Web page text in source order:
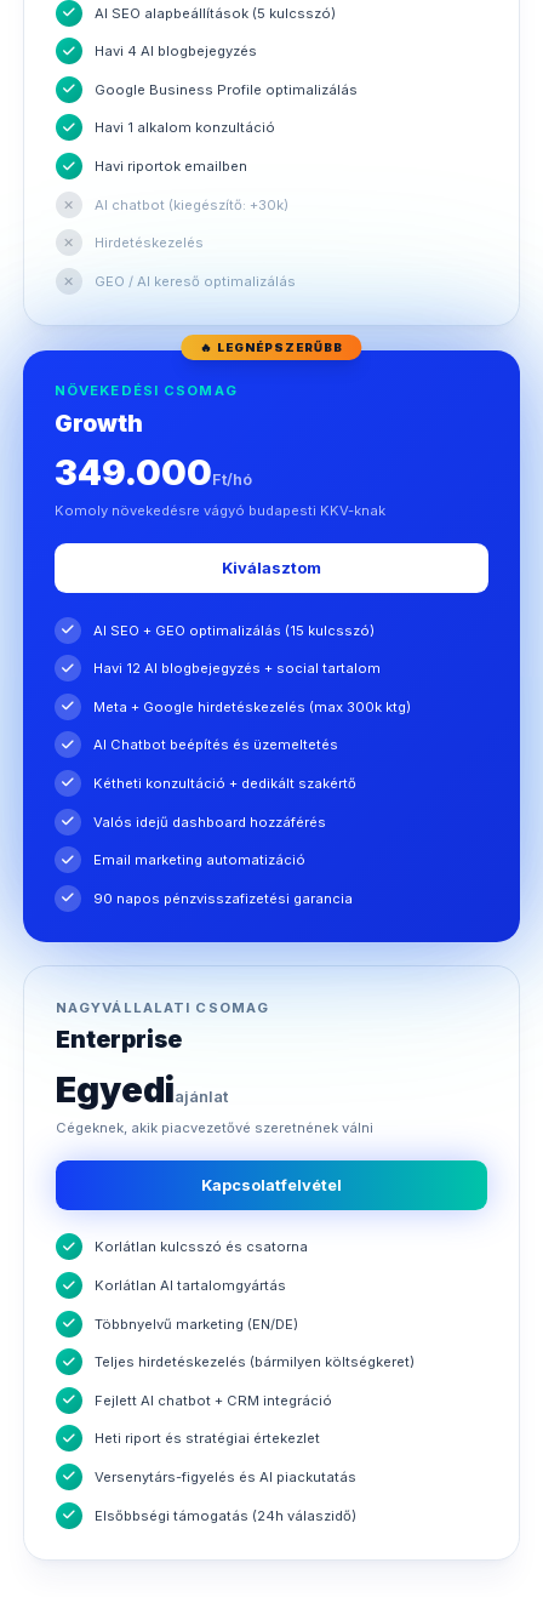
AI SEO alapbeállítások (5 kulcsszó)
Havi 4 AI blogbejegyzés
Google Business Profile optimalizálás
Havi 1 alkalom konzultáció
Havi riportok emailben
✕ AI chatbot (kiegészítő: +30k)
✕ Hirdetéskezelés
✕ GEO / AI kereső optimalizálás
🔥 LEGNÉPSZERŰBB
NÖVEKEDÉSI CSOMAG
Growth
349.000Ft/hó
Komoly növekedésre vágyó budapesti KKV-knak
Kiválasztom
AI SEO + GEO optimalizálás (15 kulcsszó)
Havi 12 AI blogbejegyzés + social tartalom
Meta + Google hirdetéskezelés (max 300k ktg)
AI Chatbot beépítés és üzemeltetés
Kétheti konzultáció + dedikált szakértő
Valós idejű dashboard hozzáférés
Email marketing automatizáció
90 napos pénzvisszafizetési garancia
NAGYVÁLLALATI CSOMAG
Enterprise
Egyediajánlat
Cégeknek, akik piacvezetővé szeretnének válni
Kapcsolatfelvétel
Korlátlan kulcsszó és csatorna
Korlátlan AI tartalomgyártás
Többnyelvű marketing (EN/DE)
Teljes hirdetéskezelés (bármilyen költségkeret)
Fejlett AI chatbot + CRM integráció
Heti riport és stratégiai értekezlet
Versenytárs-figyelés és AI piackutatás
Elsőbbségi támogatás (24h válaszidő)